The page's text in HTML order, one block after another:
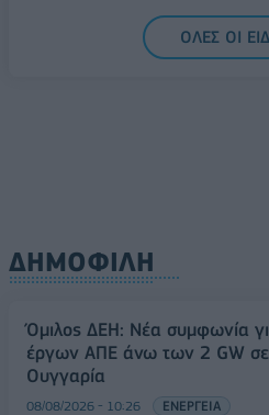
5G παντού, 6G στον
Ελλάδα στη μεγάληΟΛΕΣ ΟΙ
ΔΗΜΟΦΙΛΗ
Όμιλος ΔΕΗ: Νέα συμφωνία
έργων ΑΠΕ άνω των 2 GW σε
Ουγγαρία
08/08/2026 - 10:26 ΕΝΕΡΓΕΙΑ